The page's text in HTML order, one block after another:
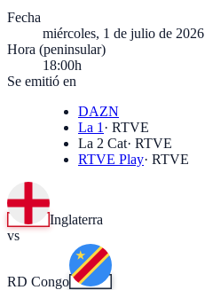
Fecha
miércoles, 1 de julio de 2026
Hora (peninsular)
18:00h
Se emitió en
DAZN
La 1 · RTVE
La 2 Cat· RTVE
RTVE Play· RTVE
Inglaterra
vs
RD Congo